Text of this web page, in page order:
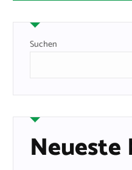
Suchen
Neueste